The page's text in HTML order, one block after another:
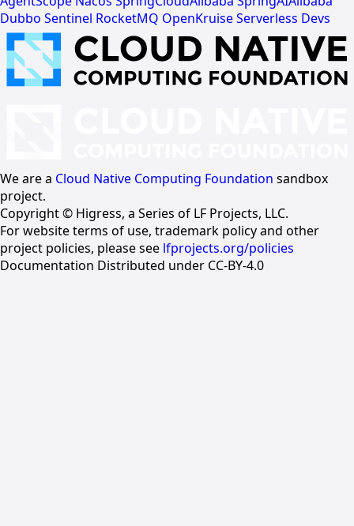
Dubbo Sentinel RocketMQ OpenKruiseServerless Devs
We are a Cloud Native Computing Foundation sandbox
project.
Copyright © Higress, a Series of LF Projects, LLC.
For website terms of use, trademark policy and other
project policies, please see lfprojects.org/policies
Documentation Distributed under CC-BY-4.0